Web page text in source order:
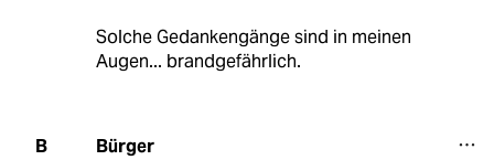
Solche Gedankengänge sind in meinen
Augen... brandgefährlich.
B Bürger